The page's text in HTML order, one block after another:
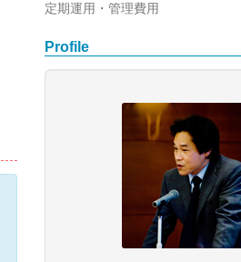
定期運用・管理費用
Profile